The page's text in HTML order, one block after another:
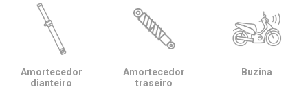
Amortecedor
dianteiro
Amortecedor
traseiro
Buzina